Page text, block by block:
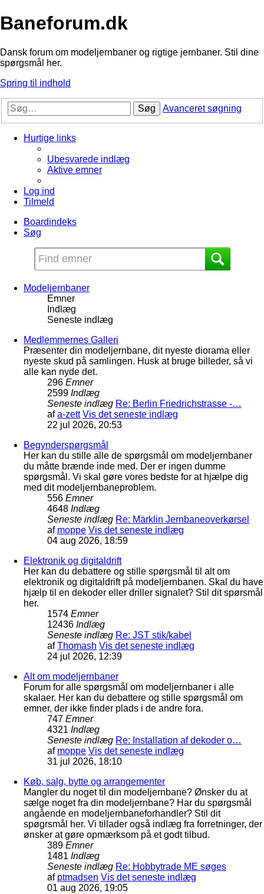
Baneforum.dk
Dansk forum om modeljernbaner og rigtige jernbaner. Stil dine
spørgsmål her.
Spring til indhold
Søg Avanceret søgning
Hurtige links
Ubesvarede indlæg
Aktive emner
Log ind
Tilmeld
Boardindeks
Søg
Modeljernbaner
Emner
Indlæg
Seneste indlæg
Medlemmernes Galleri
Præsenter din modeljernbane, dit nyeste diorama eller
nyeste skud på samlingen. Husk at bruge billeder, så vi
alle kan nyde det.
296 Emner
2599 Indlæg
Seneste indlæg Re: Berlin Friedrichstrasse -…
afa-zett Vis det seneste indlæg
22 jul 2026, 20:53
Begynderspørgsmål
Her kan du stille alle de spørgsmål om modeljernbaner
du måtte brænde inde med. Der er ingen dumme
spørgsmål. Vi skal gøre vores bedste for at hjælpe dig
med dit modeljernbaneproblem.
556 Emner
4648 Indlæg
Seneste indlæg Re: Märklin Jernbaneoverkørsel
af moppe Vis det seneste indlæg
04 aug 2026, 18:59
Elektronik og digitaldrift
Her kan du debattere og stille spørgsmål til alt om
elektronik og digitaldrift på modeljernbanen. Skal du have
hjælp til en dekoder eller driller signalet? Stil dit spørsmål
her.
1574 Emner
12436 Indlæg
Seneste indlæg Re: JST stik/kabel
afThomash Vis det seneste indlæg
24 jul 2026, 12:39
Alt om modeljernbaner
Forum for alle spørgsmål om modeljernbaner i alle
skalaer. Her kan du debattere og stille spørgsmål om
emner, der ikke finder plads i de andre fora.
747 Emner
4321 Indlæg
Seneste indlæg Re: Installation af dekoder o…
af moppe Vis det seneste indlæg
31 jul 2026, 18:10
Køb, salg, bytte og arrangementer
Mangler du noget til din modeljernbane? Ønsker du at
sælge noget fra din modeljernbane? Har du spørgsmål
angående en modeljernbaneforhandler? Stil dit
spøgrsmål her. Vi tillader også indlæg fra forretninger, der
ønsker at gøre opmærksom på et godt tilbud.
389 Emner
1481 Indlæg
Seneste indlæg Re: Hobbytrade ME søges
af ptmadsen Vis det seneste indlæg
01 aug 2026, 19:05